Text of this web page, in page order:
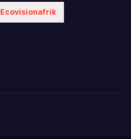
Ecovisionafrik